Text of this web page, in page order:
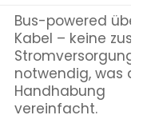
Bus-powered über
Kabel – keine
Stromversorgung
notwendig, was
Handhabung
vereinfacht.